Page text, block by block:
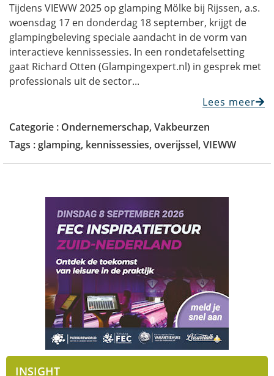
Tijdens VIEWW 2025 op glamping Mölke bij Rijssen, a.s.
woensdag 17 en donderdag 18 september, krijgt de
glampingbeleving speciale aandacht in de vorm van
interactieve kennissessies. In een rondetafelsetting
gaat Richard Otten (Glampingexpert.nl) in gesprek met
professionals uit de sector...
Lees meer
Categorie : Ondernemerschap, Vakbeurzen
Tags :glamping, kennissessies, overijssel, VIEWW
INSIGHT